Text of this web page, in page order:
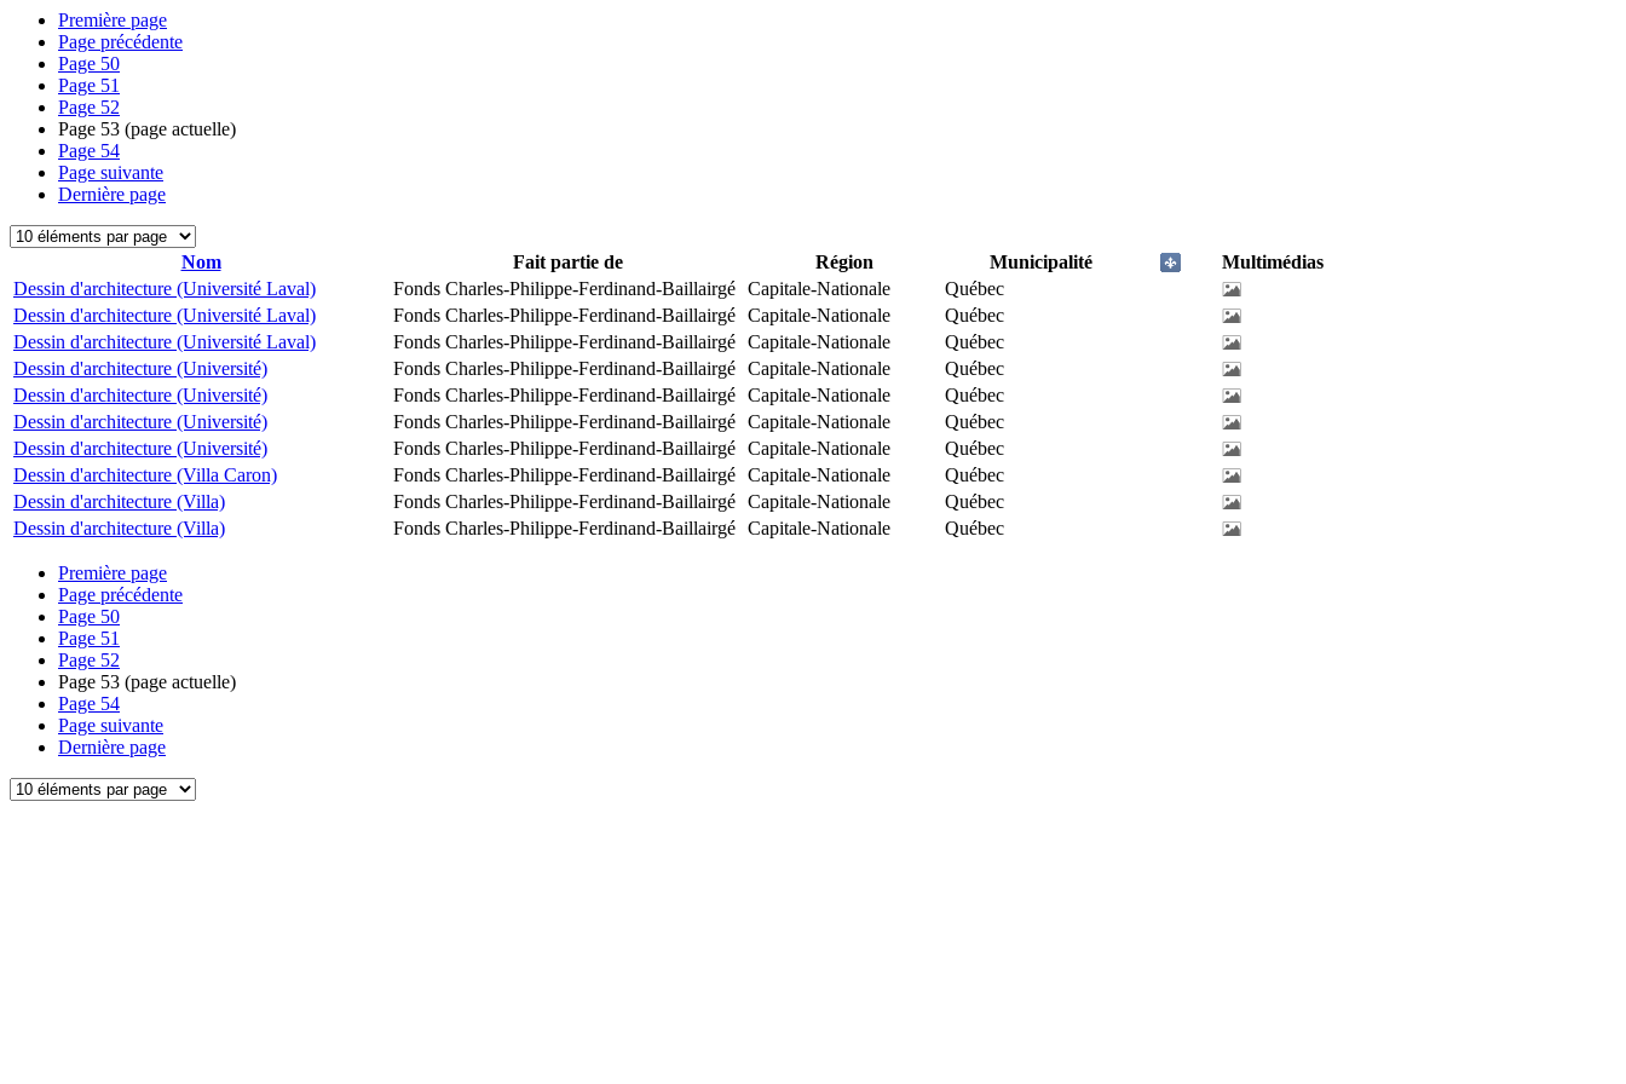
Première page
Page précédente
Page 50
Page 51
Page 52
Page 53 (page actuelle)
Page 54
Page suivante
Dernière page
Nom Fait partie de Région Municipalité
Multimédias
Dessin d'architecture (Université Laval)
Fonds Charles-Philippe-Ferdinand-Baillairgé Capitale-Nationale
Québec
Dessin d'architecture (Université Laval)
Fonds Charles-Philippe-Ferdinand-Baillairgé Capitale-Nationale
Québec
Dessin d'architecture (Université Laval)
Fonds Charles-Philippe-Ferdinand-Baillairgé Capitale-Nationale
Québec
Dessin d'architecture (Université)
Fonds Charles-Philippe-Ferdinand-Baillairgé Capitale-Nationale
Québec
Dessin d'architecture (Université)
Fonds Charles-Philippe-Ferdinand-Baillairgé Capitale-Nationale
Québec
Dessin d'architecture (Université)
Fonds Charles-Philippe-Ferdinand-Baillairgé Capitale-Nationale
Québec
Dessin d'architecture (Université)
Fonds Charles-Philippe-Ferdinand-Baillairgé Capitale-Nationale
Québec
Dessin d'architecture (Villa Caron)
Fonds Charles-Philippe-Ferdinand-Baillairgé Capitale-Nationale
Québec
Dessin d'architecture (Villa)
Fonds Charles-Philippe-Ferdinand-Baillairgé Capitale-Nationale
Québec
Dessin d'architecture (Villa)
Fonds Charles-Philippe-Ferdinand-Baillairgé Capitale-Nationale Québec
Première page
Page précédente
Page 50
Page 51
Page 52
Page 53 (page actuelle)
Page 54
Page suivante
Dernière page